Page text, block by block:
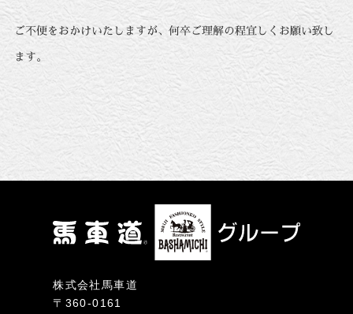
ご不便をおかけいたしますが、何卒ご理解の程宜しくお願い致し
ます。
株式会社馬車道
〒360-0161